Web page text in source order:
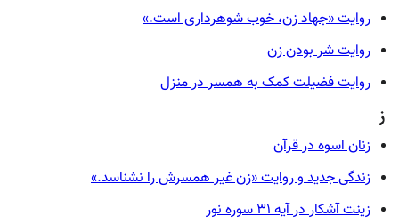
روایت «جهاد زن، خوب شوهرداری است.»
روایت شر بودن زن
روایت فضیلت کمک به همسر در منزل
ز
زنان اسوه در قرآن
زندگی جدید و روایت «زن غیر همسرش را نشناسد.»
زینت آشکار در آیه ۳۱ سوره نور